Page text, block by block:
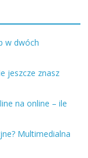
w dwóch
jeszcze znasz
na online – ile
Multimedialna